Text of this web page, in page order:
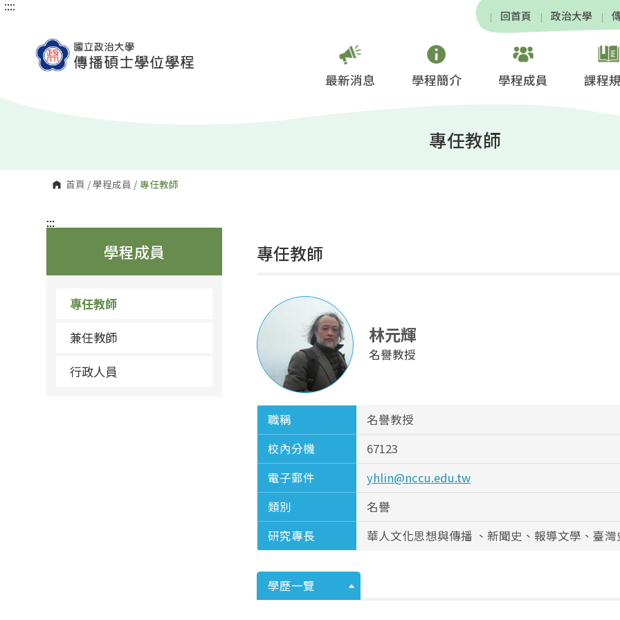
跳
:::
回首頁 政治大學
最新消息 學程簡介 學程成員 課程
專任教師
首頁 /學程成員 / 專任教師
:::
學程成員
專任教師
兼任教師
行政人員
:::
專任教師
林元輝
名譽教授
職稱
名譽教授
校內分機
67123
電子郵件
yhlin@nccu.edu.tw
類別
名譽
研究專長
華人文化思想與傳播 、新聞史、報導文學、臺灣
學歷一覽